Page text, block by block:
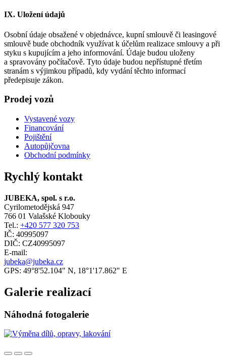
IX. Uložení údajů
Osobní údaje obsažené v objednávce, kupní smlouvě či leasingové
smlouvě bude obchodník využívat k účelům realizace smlouvy a při
styku s kupujícím a jeho informování. Údaje budou uloženy
a spravovány počítačově. Tyto údaje budou nepřístupné třetím
stranám s výjimkou případů, kdy vydání těchto informací
předepisuje zákon.
Prodej vozů
Vystavené vozy
Financování
Pojištění
Autopůjčovna
Obchodní podmínky
Rychlý kontakt
JUBEKA, spol. s r.o.
Cyrilometodějská 947
766 01 Valašské Klobouky
Tel.: +420 577 320 753
IČ: 40995097
DIČ: CZ40995097
E-mail:
jubeka@jubeka.cz
GPS: 49°8'52.104" N, 18°1'17.862" E
Galerie realizací
Náhodná fotogalerie